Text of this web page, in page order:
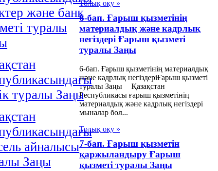
және банк
туралы
туралы Заңы
айналысы
Заңы
Толық оқу »
6-бап. Ғарыш қызметінің
материалдық және кадрлық
негіздері Ғарыш қызметі
туралы Заңы
6-бап. Ғарыш қызметінің материалдық
және кадрлық негіздеріҒарыш қызметі
туралы Заңы Қазақстан
Республикасы ғарыш қызметінің
материалдық және кадрлық негіздері
мыналар бол...
Толық оқу »
7-бап. Ғарыш қызметін
қаржыландыру Ғарыш
қызметі туралы Заңы